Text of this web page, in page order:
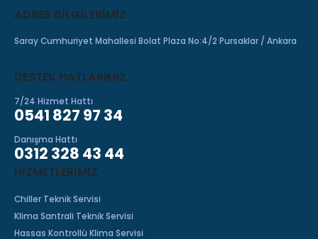
ADRES BILGILERIMIZ
Saray Cumhuriyet Mahallesi Bolat Plaza No:4/2 Pursaklar / Ankara
DESTEK HATLARIMIZ
7/24 Hizmet Hattı
0541 827 97 34
Danışma Hattı
0312 328 43 44
HIZMETLERIMIZ
Chiller Teknik Servisi
Klima Santrali Teknik Servisi
Hassas Kontrollü Klima Servisi